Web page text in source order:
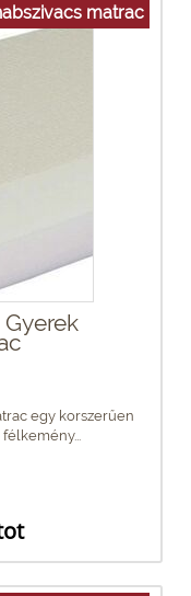
matrac
egy korszerűen